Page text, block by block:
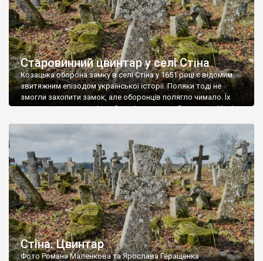
Старовинний цвинтар у селі Стіна
Козацька оборона замку в селі Стіна у 1651 році є відомим
звитяжним епізодом української історії. Поляки тоді не
змогли захопити замок, але оборонців полягло чимало. Їх
поховали на цвинтарі, який тоді називався Замковим. Нині на
ньому чимало хрестів 19 століття, є такі, де епітафії стер […]
Стіна. Цвинтар
Фото Романа Маленкова та Ярослава Геращенка